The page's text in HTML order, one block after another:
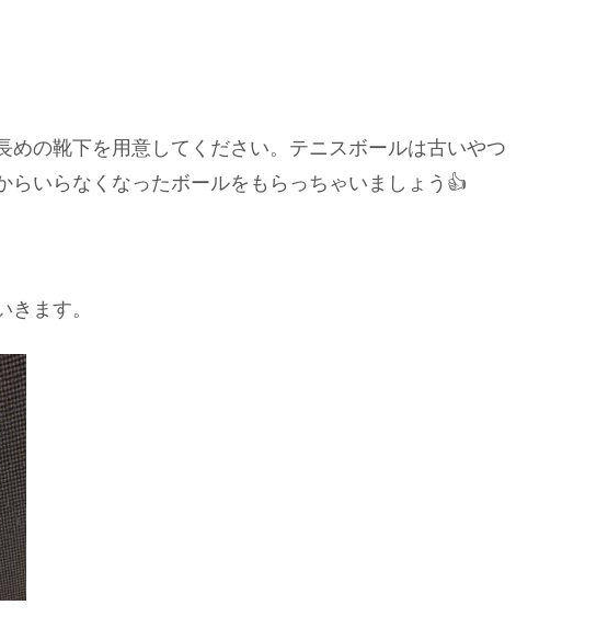
めの靴下を用意してください。テニスボールは古いやつ
らいらなくなったボールをもらっちゃいましょう👍
ます。